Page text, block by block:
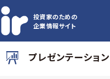
投資家のための
企業情報サイト
プレゼンテーション